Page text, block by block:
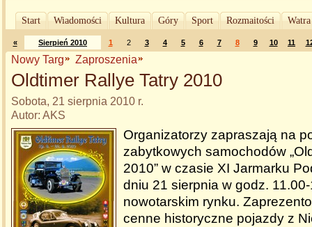
Start Wiadomości Kultura Góry Sport Rozmaitości
« Sierpień 2010 1 2 3 4 5 6 7 8 9 10 11
Nowy Targ Zaproszenia
Oldtimer Rallye Tatry 2010
Sobota, 21 sierpnia 2010 r.
Autor: AKS
Organizatorzy zapraszają na
zabytkowych samochodów
2010” w czasie XI Jarmarku
dniu 21 sierpnia w godz.
nowotarskim rynku.
cenne historyczne pojazdy z